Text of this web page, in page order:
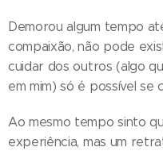
Demorou algum tempo
compaixão, não pode
cuidar dos outros (algo
em mim) só é possível se
Ao mesmo tempo sinto
experiência, mas um